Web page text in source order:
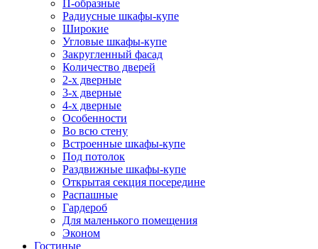
П-образные
Радиусные шкафы-купе
Широкие
Угловые шкафы-купе
Закругленный фасад
Количество дверей
2-х дверные
3-х дверные
4-х дверные
Особенности
Во всю стену
Встроенные шкафы-купе
Под потолок
Раздвижные шкафы-купе
Открытая секция посередине
Распашные
Гардероб
Для маленького помещения
Эконом
Гостиные